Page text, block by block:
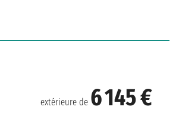
extérieure de 6 145 €